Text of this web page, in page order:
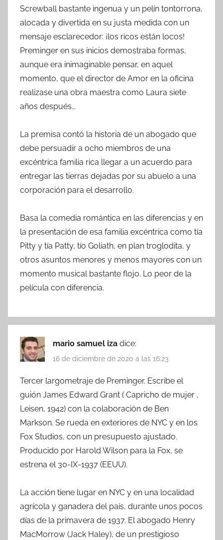
Screwball bastante ingenua y un pelín tontorrona,
alocada y divertida en su justa medida con un
mensaje esclarecedor: ¡los ricos están locos!
Preminger en sus inicios demostraba formas,
aunque era inimaginable pensar, en aquel
momento, que el director de Amor en la oficina
realizase una obra maestra como Laura siete
años después…
La premisa contó la historia de un abogado que
debe persuadir a ocho miembros de una
excéntrica familia rica llegar a un acuerdo para
entregar las tierras dejadas por su abuelo a una
corporación para el desarrollo.
Basa la comedia romántica en las diferencias y en
la presentación de esa familia excéntrica como tía
Pitty y tía Patty, tío Goliath, en plan troglodita, y
otros asuntos menores y menos mayores con un
momento musical bastante flojo. Lo peor de la
película con diferencia.
mario samuel iza dice:
16 de diciembre de 2020 a las 16:23
Tercer largometraje de Preminger. Escribe el
guión James Edward Grant ( Capricho de mujer ,
Leisen, 1942) con la colaboración de Ben
Markson. Se rueda en exteriores de NYC y en los
Fox Studios, con un presupuesto ajustado.
Producido por Harold Wilson para la Fox, se
estrena el 30-IX-1937 (EEUU).
La acción tiene lugar en NYC y en una localidad
agrícola y ganadera del país, durante unos pocos
días de la primavera de 1937. El abogado Henry
MacMorrow (Jack Haley), de un prestigioso